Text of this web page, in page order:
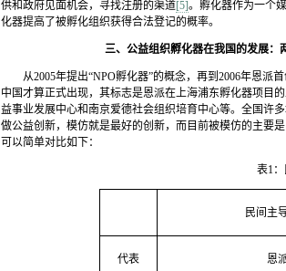
供和政府见面机会，寻找注册的渠道[5]。孵化器作为一个
化器提高了被孵化组织获得合法登记的概率。
三、公益组织孵化器在我国的发展：两
从2005年提出“NPO孵化器”的概念，再到 2006年恩派
中国才算正式出现，其标志是恩派在上海浦东孵化器项目
益事业发展中心和南京爱德社会组织培育中心等。全国许
做公益创新，模仿就是最好的创新，而目前被模仿的主要
可以简单对比如下：
表1
民间主
代表 恩